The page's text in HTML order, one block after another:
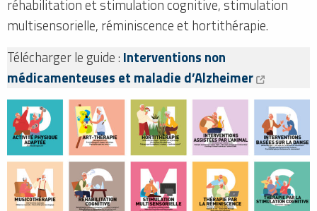
réhabilitation et stimulation cognitive, stimulation
multisensorielle, réminiscence et hortithérapie.
Télécharger le guide : Interventions non
médicamenteuses et maladie d’Alzheimer